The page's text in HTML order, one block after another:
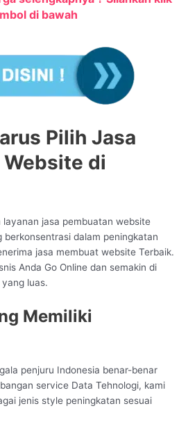
di bawah
Pilih Jasa
di
layanan jasa pembuatan website
berkonsentrasi dalam peningkatan
jasa membuat website Terbaik.
Anda Go Online dan semakin di
luas.
Memiliki
penjuru Indonesia benar-benar
service Data Tehnologi, kami
jenis style peningkatan sesuai